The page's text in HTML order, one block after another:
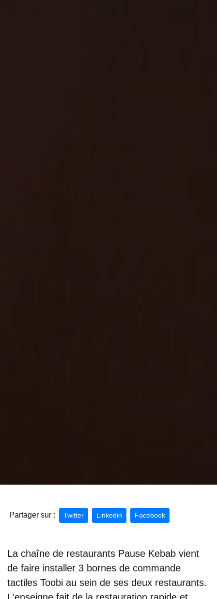
Partager sur : Twitter Linkedin Facebook
La chaîne de restaurants Pause Kebab vient
de faire installer 3 bornes de commande
tactiles Toobi au sein de ses deux restaurants.